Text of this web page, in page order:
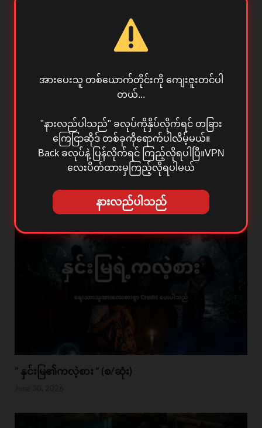
အားပေးသူ တစ်ယောက်တိုင်းကို ကျေးဇူးတင်ပါ
တယ်...
"နားလည်ပါသည်" ခလုပ်ကိုနှိပ်လိုက်ရင် တခြား
ကြေငြာဆိုဒ် တစ်ခုကိုရောက်ပါလိမ့်မယ်။
Back ခလုပ်နဲ့ ပြန်လိုက်ရင် ကြည့်လိုရပါပြီ။VPN
လေးပိတ်ထားမှကြည့်လိုရပါမယ်
နားလည်ပါသည်
မိဘများရဲ့ မျက်ရည်
” နှင်းမြ၏ကလဲ့စား ” (စ/ဆုံး)